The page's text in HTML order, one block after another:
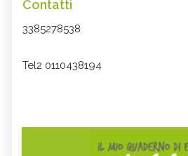
Contatti
3385278538
Tel2 0110438194